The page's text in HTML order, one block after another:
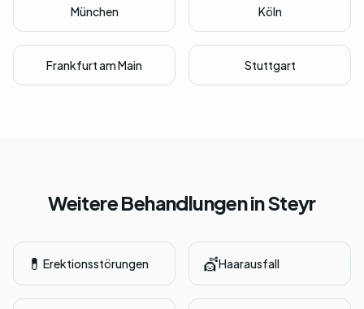
München Köln
Frankfurt am Main Stuttgart
Weitere Behandlungen in Steyr
💊 Erektionsstörungen 💇Haarausfall